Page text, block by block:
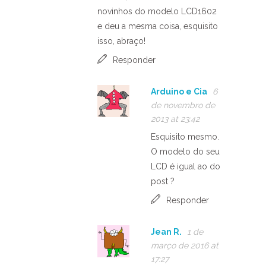
novinhos do modelo LCD1602
e deu a mesma coisa, esquisito
isso, abraço!
Responder
Arduino e Cia
6
de novembro de
2013 at 23:42
Esquisito mesmo.
O modelo do seu
LCD é igual ao do
post ?
Responder
Jean R.
1 de
março de 2016 at
17:27